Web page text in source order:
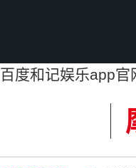
百度和记娱乐app官